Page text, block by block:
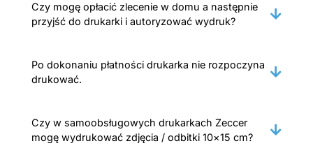
Czy mogę opłacić zlecenie w domu a następnie
przyjść do drukarki i autoryzować wydruk?
Po dokonaniu płatności drukarka nie rozpoczyna
drukować.
Czy w samoobsługowych drukarkach Zeccer
mogę wydrukować zdjęcia / odbitki 10×15 cm?